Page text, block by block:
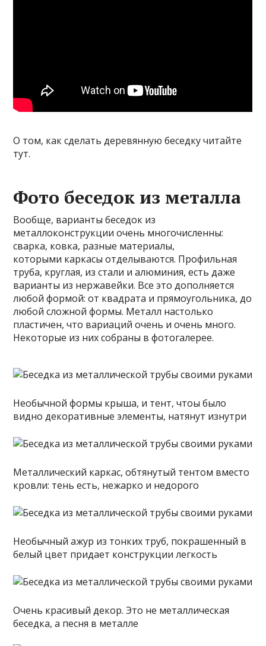
О том, как сделать деревянную беседку читайте
тут.
Фото беседок из металла
Вообще, варианты беседок из
металлоконструкции очень многочисленны:
сварка, ковка, разные материалы,
которыми каркасы отделываются. Профильная
труба, круглая, из стали и алюминия, есть даже
варианты из нержавейки. Все это дополняется
любой формой: от квадрата и прямоугольника, до
любой сложной формы. Металл настолько
пластичен, что вариаций очень и очень много.
Некоторые из них собраны в фотогалерее.
Необычной формы крыша, и тент, чтоы было
видно декоративные элементы, натянут изнутри
Металлический каркас, обтянутый тентом вместо
кровли: тень есть, нежарко и недорого
Необычный ажур из тонких труб, покрашенный в
белый цвет придает конструкции легкость
Очень красивый декор. Это не металлическая
беседка, а песня в металле